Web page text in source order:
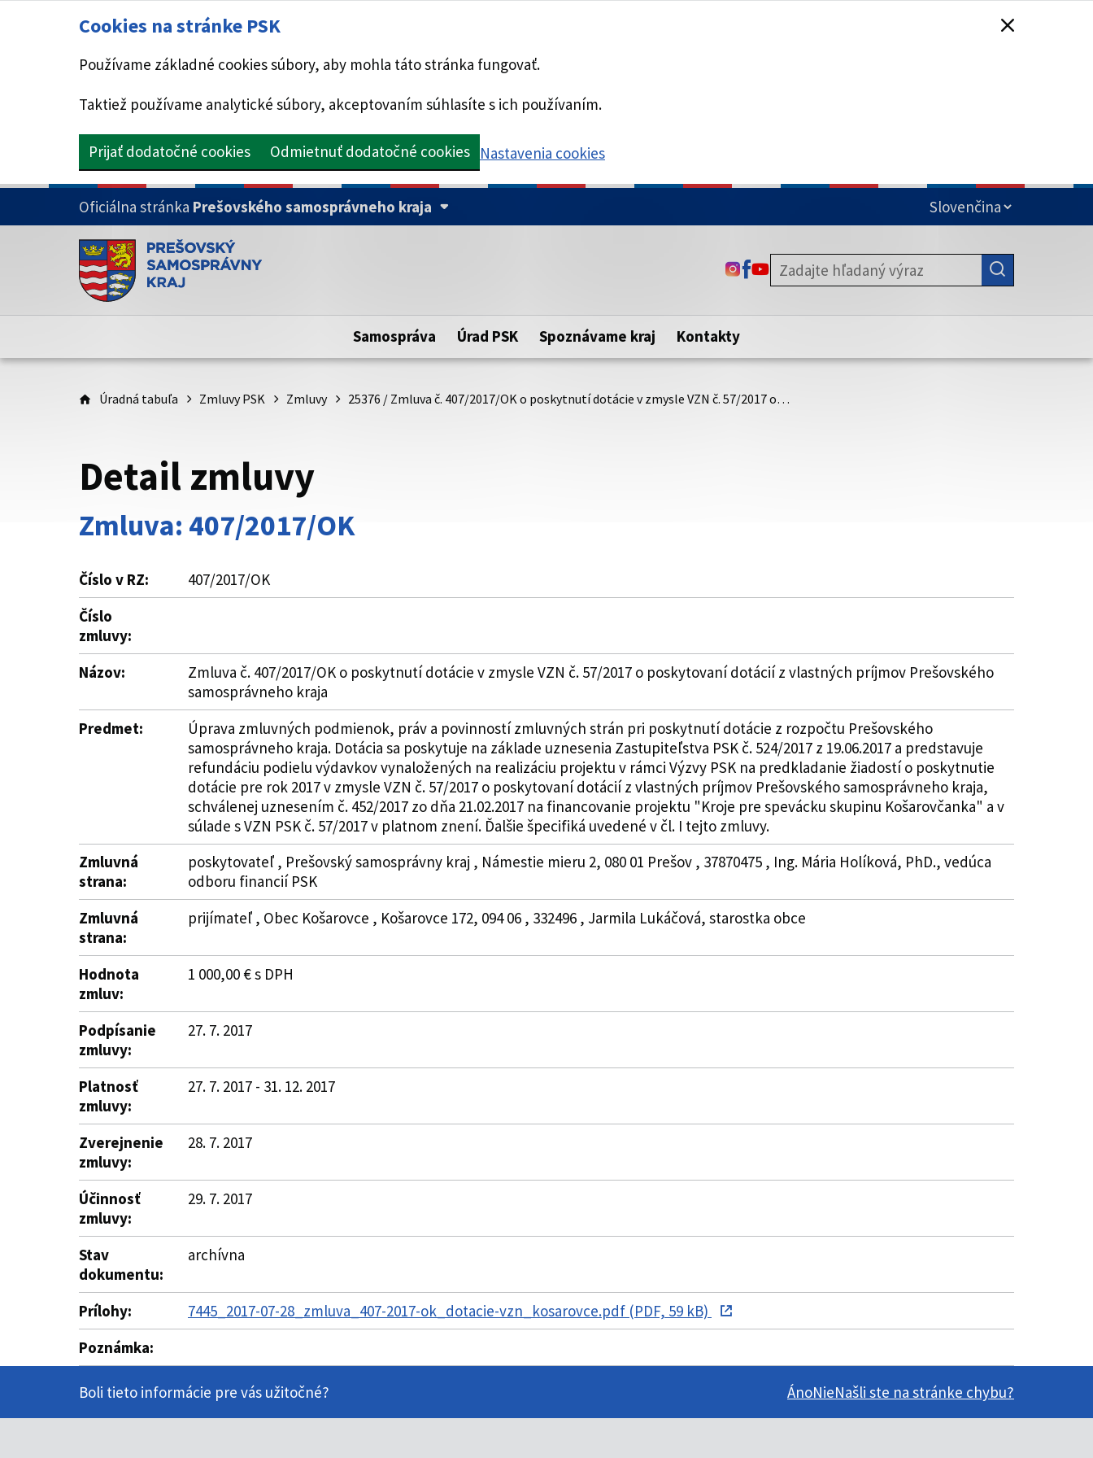
Cookies na stránke PSK
Používame základné cookies súbory, aby mohla táto stránka fungovať.
Taktiež používame analytické súbory, akceptovaním súhlasíte s ich používaním.
Prijať dodatočné cookies Odmietnuť dodatočné cookies Nastavenia cookies
PRESKOČIŤ NA HLAVNÝ OBSAH
Oficiálna stránka Prešovského samosprávneho kraja
Doména psk.sk je oficiálna
Toto je oficiálna webová stránka Prešovského samosprávneho kraja.
Táto stránka je zabezpečená
zabezpečenú webovú stránku. Zabezpečená stránka vždy začína
https:// pred názvom domény webového sídla.
ODKAZ SA OTVORÍ NA NOVEJ KARTE
ODKAZ SA OTVORÍ NA NOVEJ KARTE
ODKAZ SA OTVORÍ NA NOVEJ KARTE
Samospráva Úrad PSK Spoznávame kraj Kontakty
Úradná tabuľa Zmluvy PSK Zmluvy 25376 / Zmluva č. 407/2017/OK o poskytnutí dotácie v zmysle VZN č. 57/2017 o…
Detail zmluvy
Zmluva: 407/2017/OK
Číslo v RZ:
407/2017/OK
Číslo
zmluvy:
Názov:
Zmluva č. 407/2017/OK o poskytnutí dotácie v zmysle VZN č. 57/2017 o poskytovaní dotácií z vlastných príjmov Prešovského
samosprávneho kraja
Predmet:
Úprava zmluvných podmienok, práv a povinností zmluvných strán pri poskytnutí dotácie z rozpočtu Prešovského
samosprávneho kraja. Dotácia sa poskytuje na základe uznesenia Zastupiteľstva PSK č. 524/2017 z 19.06.2017 a predstavuje
refundáciu podielu výdavkov vynaložených na realizáciu projektu v rámci Výzvy PSK na predkladanie žiadostí o poskytnutie
dotácie pre rok 2017 v zmysle VZN č. 57/2017 o poskytovaní dotácií z vlastných príjmov Prešovského samosprávneho kraja,
schválenej uznesením č. 452/2017 zo dňa 21.02.2017 na financovanie projektu "Kroje pre spevácku skupinu Košarovčanka" a v
súlade s VZN PSK č. 57/2017 v platnom znení. Ďalšie špecifiká uvedené v čl. I tejto zmluvy.
Zmluvná
strana:
poskytovateľ , Prešovský samosprávny kraj , Námestie mieru 2, 080 01 Prešov , 37870475 , Ing. Mária Holíková, PhD., vedúca
odboru financií PSK
Zmluvná
strana:
prijímateľ , Obec Košarovce , Košarovce 172, 094 06 , 332496 , Jarmila Lukáčová, starostka obce
Hodnota
zmluv:
1 000,00 € s DPH
Podpísanie
zmluvy:
27. 7. 2017
Platnosť
zmluvy:
27. 7. 2017 - 31. 12. 2017
Zverejnenie
zmluvy:
28. 7. 2017
Účinnosť
zmluvy:
29. 7. 2017
Stav
dokumentu:
archívna
Prílohy:
7445_2017-07-28_zmluva_407-2017-ok_dotacie-vzn_kosarovce.pdf (PDF, 59 kB)
Poznámka:
Boli tieto informácie pre vás užitočné? ÁnoNieNašli ste na stránke chybu?